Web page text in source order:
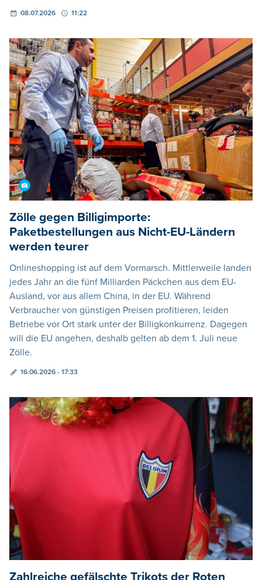
08.07.2026 11:22
Zölle gegen Billigimporte:
Paketbestellungen aus Nicht-EU-Ländern
werden teurer
Onlineshopping ist auf dem Vormarsch. Mittlerweile landen
jedes Jahr an die fünf Milliarden Päckchen aus dem EU-
Ausland, vor aus allem China, in der EU. Während
Verbraucher von günstigen Preisen profitieren, leiden
Betriebe vor Ort stark unter der Billigkonkurrenz. Dagegen
will die EU angehen, deshalb gelten ab dem 1. Juli neue
Zölle.
16.06.2026 - 17:33
Zahlreiche gefälschte Trikots der Roten